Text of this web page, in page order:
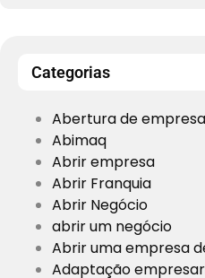
Categorias
Abertura de empresa
Abimaq
Abrir empresa
Abrir Franquia
Abrir Negócio
abrir um negócio
Abrir uma empresa
Adaptação